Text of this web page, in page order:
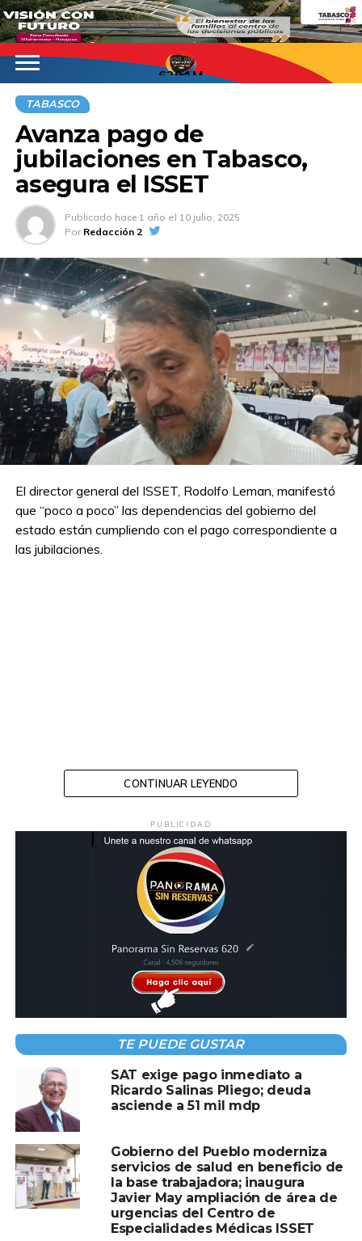
620AM
TABASCO
Avanza pago de
jubilaciones en Tabasco,
asegura el ISSET
Publicado hace 1 año el 10 julio, 2025
Por Redacción 2
El director general del ISSET, Rodolfo Leman, manifestó
que “poco a poco” las dependencias del gobierno del
estado están cumpliendo con el pago correspondiente a
las jubilaciones.
ISSET
Iniciarán trabajos de construcción de
reductores de velocidad en la calle Agapito
Domínguez
Buscarán reforma para jubilación digna de
maestros en Tabasco
CONTINUAR LEYENDO
PUBLICIDAD
TE PUEDE GUSTAR
SAT exige pago inmediato a
Ricardo Salinas Pliego; deuda
asciende a 51 mil mdp
Gobierno del Pueblo moderniza
servicios de salud en beneficio de
la base trabajadora; inaugura
Javier May ampliación de área de
urgencias del Centro de
Especialidades Médicas ISSET